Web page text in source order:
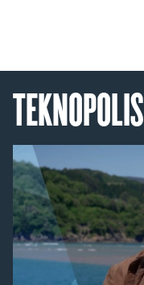
TEKNOPOLIS